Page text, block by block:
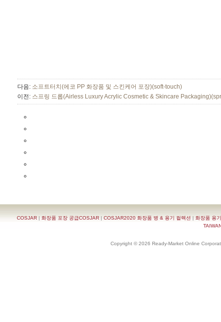
다음: 소프트터치(에코 PP 화장품 및 스킨케어 포장)(soft-touch)
이전: 스프링 드롭(Airless Luxury Acrylic Cosmetic & Skincare
COSJAR | 화장품 포장 공급COSJAR | COSJAR2020 화장품 병 & 용기 컬렉션 | 화장품 용
Copyright © 2026 Ready-Market Online